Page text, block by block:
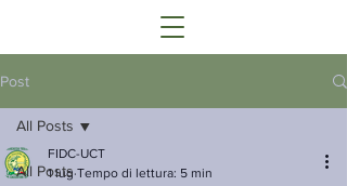
Post
All Posts
All Posts
FIDC-UCT
1 lug Tempo di lettura: 5 min